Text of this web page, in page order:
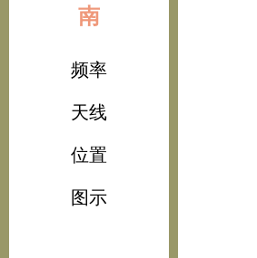
南
频率
天线
位置
图示